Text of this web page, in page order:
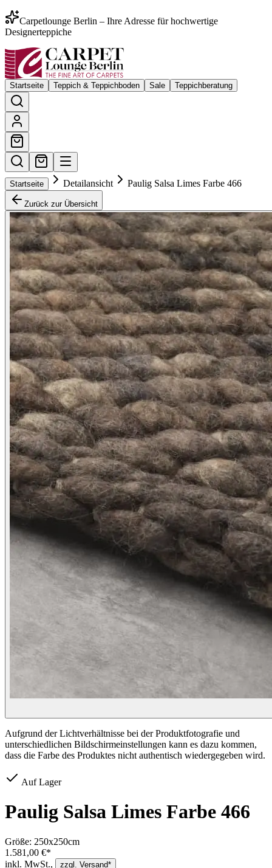
Carpetlounge Berlin – Ihre Adresse für hochwertige
Designerteppiche
Startseite Teppich & Teppichboden Sale Teppichberatung
Startseite Detailansicht Paulig Salsa Limes Farbe 466
Zurück zur Übersicht
Aufgrund der Lichtverhältnisse bei der Produktfotografie und
unterschiedlichen Bildschirmeinstellungen kann es dazu kommen,
dass die Farbe des Produktes nicht authentisch wiedergegeben wird.
Auf Lager
Paulig Salsa Limes Farbe 466
Größe: 250x250cm
1.581,00 €*
inkl. MwSt.,
zzgl. Versand*